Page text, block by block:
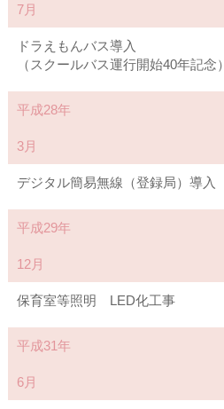
7月
ドラえもんバス導入
（スクールバス運行開始40年記念）
平成28年
3月
デジタル簡易無線（登録局）導入
平成29年
12月
保育室等照明 LED化工事
平成31年
6月